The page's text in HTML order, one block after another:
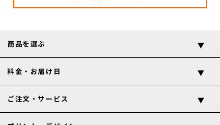
商品を選ぶ
料金・お届け日
ご注文・サービス